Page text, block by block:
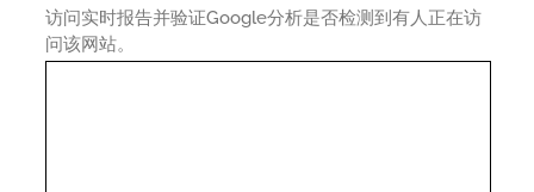
访问实时报告并验证Google分析是否检测到有人正在访
问该网站。